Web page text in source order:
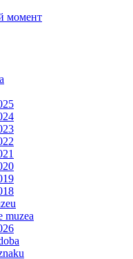
момент
muzea